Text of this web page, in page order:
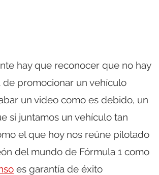
hay que reconocer que no hay
de promocionar un vehículo
un video como es debido, un
si juntamos un vehículo tan
el que hoy nos reúne pilotado
del mundo de Fórmula 1 como
es garantía de éxito